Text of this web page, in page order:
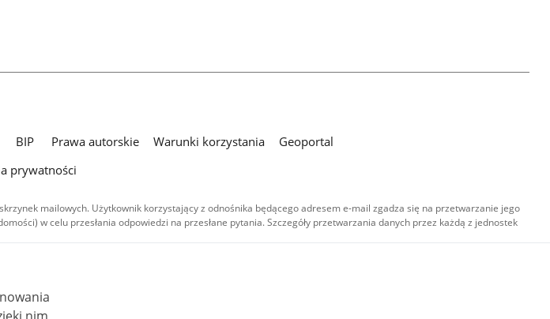
BIP Prawa autorskie Warunki korzystania
Geoportal
prywatności
mailowych. Użytkownik korzystający z odnośnika będącego adresem e-mail zgadza się na przetwarzanie jego
w celu przesłania odpowiedzi na przesłane pytania. Szczegóły przetwarzania danych przez każdą z jednostek
treści audiowizualnych), są
autorstwa - na tych samych
w tym zdjęcia, materiały audio i wideo,
uznanie autorstwa użycie niekomercyjne -
nie jest to stwierdzone inaczej.